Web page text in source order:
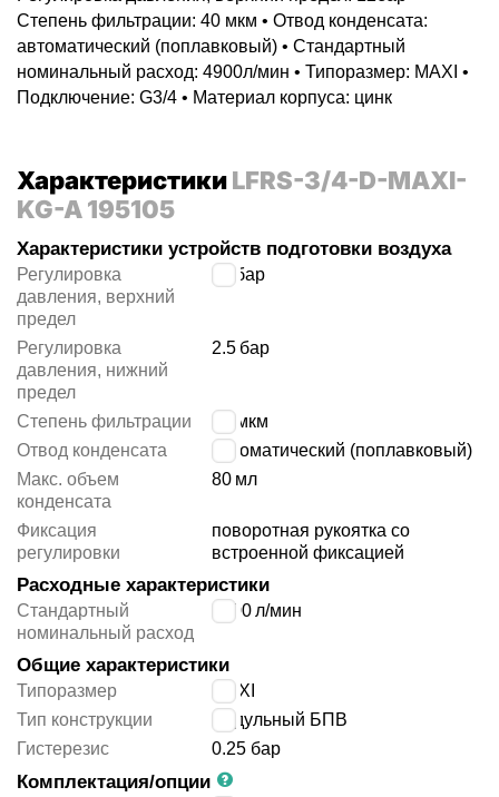
Степень фильтрации: 40 мкм • Отвод конденсата:
автоматический (поплавковый) • Стандартный
номинальный расход: 4900л/мин • Типоразмер: MAXI •
Подключение: G3/4 • Материал корпуса: цинк
ХарактеристикиLFRS-3/4-D-MAXI-
KG-A 195105
Характеристики устройств подготовки воздуха
Регулировка
давления, верхний
предел
бар
Регулировка
давления, нижний
предел
2.5 бар
Степень фильтрации
40 мкм
Отвод конденсата
автоматический (поплавковый)
Макс. объем
конденсата
80 мл
Фиксация
регулировки
поворотная рукоятка со
встроенной фиксацией
Расходные характеристики
Стандартный
номинальный расход
4900 л/мин
Общие характеристики
Типоразмер
MAXI
Тип конструкции
модульный БПВ
Гистерезис
0.25 бар
Комплектация/опции